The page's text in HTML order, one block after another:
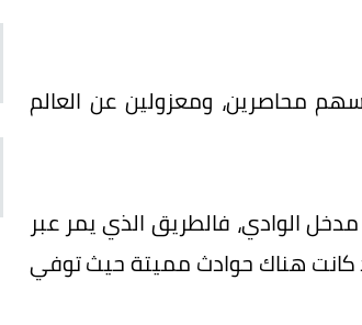
محاصرين، ومعزولين عن العالم
الوادي، فالطريق الذي يمر عبر
كانت هناك حوادث مميتة حيث توفي